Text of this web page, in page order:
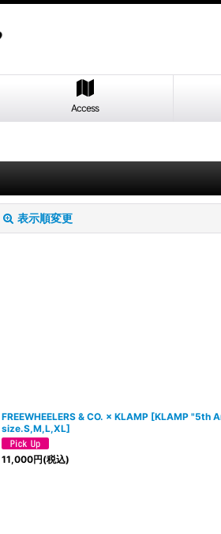
Access
表示順変更
FREEWHEELERS & CO. × KLAMP [KLAMP "5th
size.S,M,L,XL]
11,000円(税込)